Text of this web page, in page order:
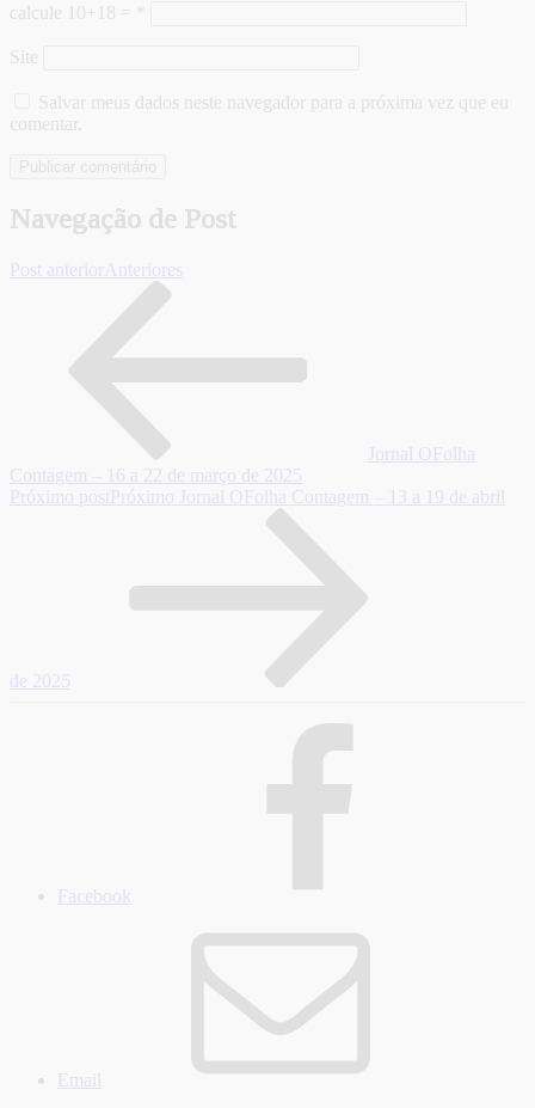
calcule 10+18 =
Site
Salvar meus dados neste navegador para a próxima vez que eu
comentar.
Navegação de Post
Post anterior Anteriores
Jornal OFolha
Contagem – 16 a 22 de março de 2025
Próximo post Próximo Jornal OFolha Contagem – 13 a 19 de abril
de 2025
Facebook
Email